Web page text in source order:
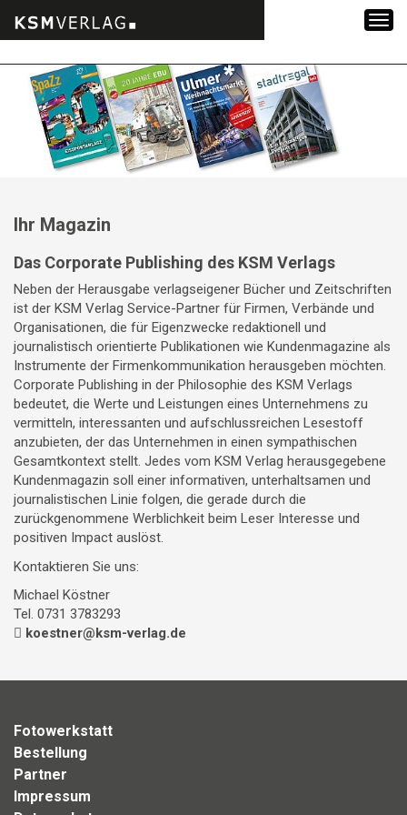
Inhalt
springen
Ihr Magazin
Das Corporate Publishing des KSM Verlags
Neben der Herausgabe verlagseigener Bücher und Zeitschriften
ist der KSM Verlag Service-Partner für Firmen, Verbände und
Organisationen, die für Eigenzwecke redaktionell und
journalistisch orientierte Publikationen wie Kundenmagazine als
Instrumente der Firmenkommunikation herausgeben möchten.
Corporate Publishing in der Philosophie des KSM Verlags
bedeutet, die Werte und Leistungen eines Unternehmens zu
vermitteln, interessanten und aufschlussreichen Lesestoff
anzubieten, der das Unternehmen in einen sympathischen
Gesamtkontext stellt. Jedes vom KSM Verlag herausgegebene
Kundenmagazin soll einer informativen, unterhaltsamen und
journalistischen Linie folgen, die gerade durch die
zurückgenommene Werblichkeit beim Leser Interesse und
positiven Impact auslöst.
Kontaktieren Sie uns:
Michael Köstner
Tel. 0731 3783293
koestner@ksm-verlag.de
Fotowerkstatt
Bestellung
Partner
Impressum